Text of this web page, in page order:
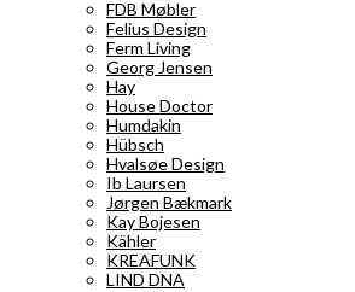
FDB Møbler
Felius Design
Ferm Living
Georg Jensen
Hay
House Doctor
Humdakin
Hübsch
Hvalsøe Design
Ib Laursen
Jørgen Bækmark
Kay Bojesen
Kähler
KREAFUNK
LIND DNA